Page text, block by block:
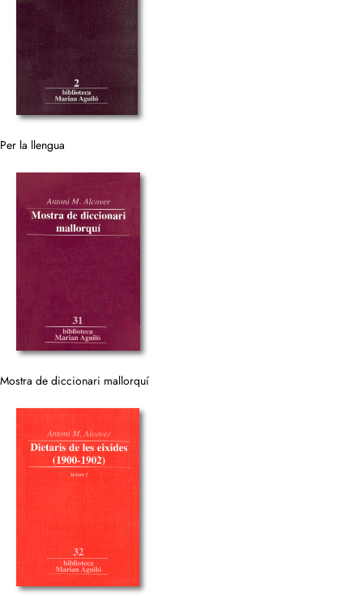
Per la llengua
Mostra de diccionari mallorquí